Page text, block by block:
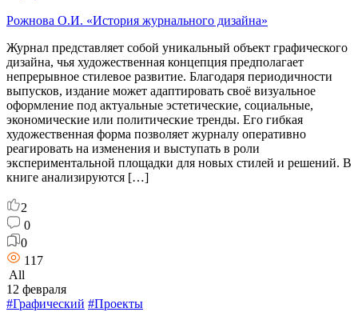
Рожнова О.И. «История журнального дизайна»
Журнал представляет собой уникальный объект графического
дизайна, чья художественная концепция предполагает
непрерывное стилевое развитие. Благодаря периодичности
выпусков, издание может адаптировать своё визуальное
оформление под актуальные эстетические, социальные,
экономические или политические тренды. Его гибкая
художественная форма позволяет журналу оперативно
реагировать на изменения и выступать в роли
экспериментальной площадки для новых стилей и решений. В
книге анализируются […]
2
0
0
117
All
12 февраля
#Графический #Проекты